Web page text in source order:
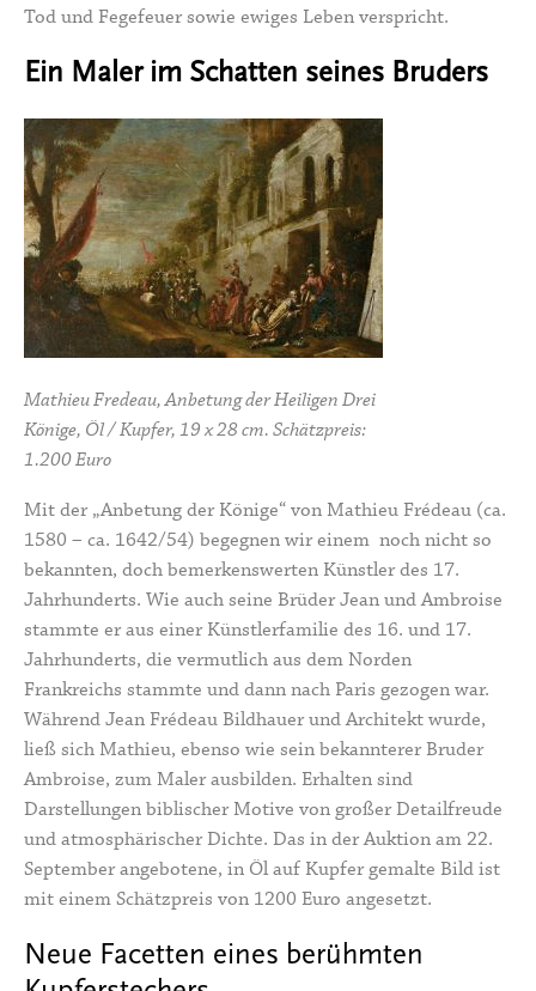
Tod und Fegefeuer sowie ewiges Leben verspricht.
Ein Maler im Schatten seines Bruders
Mathieu Fredeau, Anbetung der Heiligen Drei
Könige, Öl / Kupfer, 19 x 28 cm. Schätzpreis:
1.200 Euro
Mit der „Anbetung der Könige“ von Mathieu Frédeau (ca.
1580 – ca. 1642/54) begegnen wir einem noch nicht so
bekannten, doch bemerkenswerten Künstler des 17.
Jahrhunderts. Wie auch seine Brüder Jean und Ambroise
stammte er aus einer Künstlerfamilie des 16. und 17.
Jahrhunderts, die vermutlich aus dem Norden
Frankreichs stammte und dann nach Paris gezogen war.
Während Jean Frédeau Bildhauer und Architekt wurde,
ließ sich Mathieu, ebenso wie sein bekannterer Bruder
Ambroise, zum Maler ausbilden. Erhalten sind
Darstellungen biblischer Motive von großer Detailfreude
und atmosphärischer Dichte. Das in der Auktion am 22.
September angebotene, in Öl auf Kupfer gemalte Bild ist
mit einem Schätzpreis von 1200 Euro angesetzt.
Neue Facetten eines berühmten